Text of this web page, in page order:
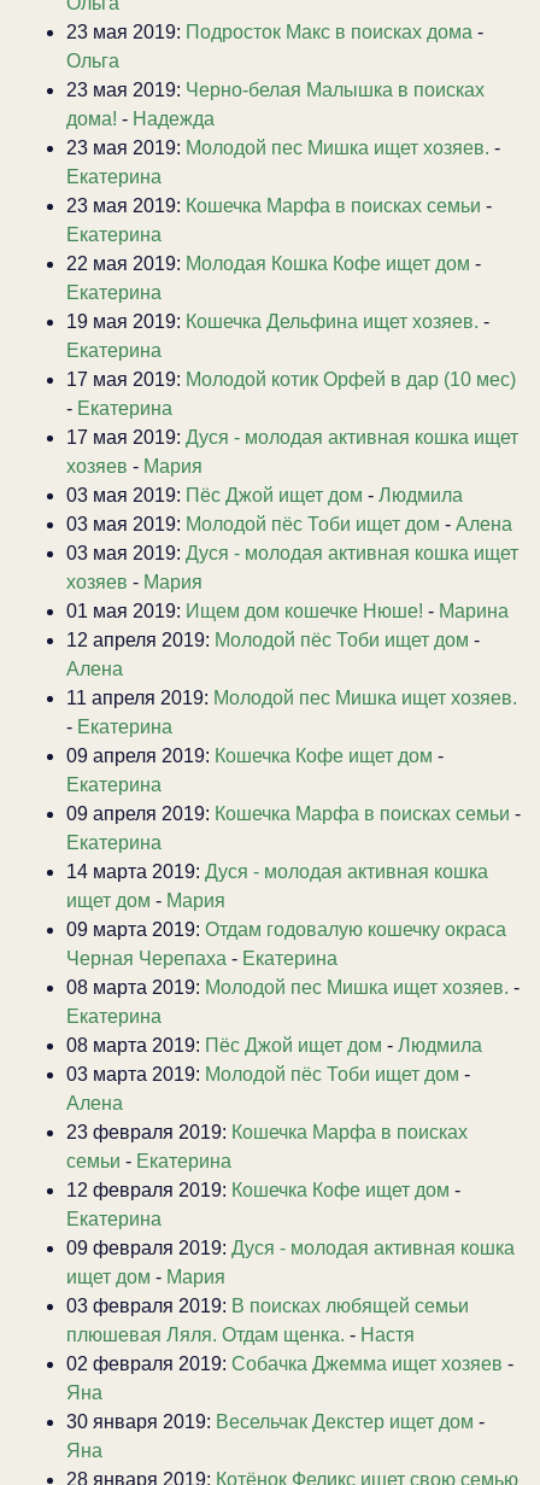
23 мая 2019: Подросток Макс в поисках дома -
Ольга
23 мая 2019: Черно-белая Малышка в поисках
дома! - Надежда
23 мая 2019: Молодой пес Мишка ищет хозяев. -
Екатерина
23 мая 2019: Кошечка Марфа в поисках семьи -
Екатерина
22 мая 2019: Молодая Кошка Кофе ищет дом -
Екатерина
19 мая 2019: Кошечка Дельфина ищет хозяев. -
Екатерина
17 мая 2019: Молодой котик Орфей в дар (10 мес)
- Екатерина
17 мая 2019: Дуся - молодая активная кошка ищет
хозяев - Мария
03 мая 2019: Пёс Джой ищет дом - Людмила
03 мая 2019: Молодой пёс Тоби ищет дом - Алена
03 мая 2019: Дуся - молодая активная кошка ищет
хозяев - Мария
01 мая 2019: Ищем дом кошечке Нюше! - Марина
12 апреля 2019: Молодой пёс Тоби ищет дом -
Алена
11 апреля 2019: Молодой пес Мишка ищет хозяев.
- Екатерина
09 апреля 2019: Кошечка Кофе ищет дом -
Екатерина
09 апреля 2019: Кошечка Марфа в поисках семьи -
Екатерина
14 марта 2019: Дуся - молодая активная кошка
ищет дом - Мария
09 марта 2019: Отдам годовалую кошечку окраса
Черная Черепаха - Екатерина
08 марта 2019: Молодой пес Мишка ищет хозяев. -
Екатерина
08 марта 2019: Пёс Джой ищет дом - Людмила
03 марта 2019: Молодой пёс Тоби ищет дом -
Алена
23 февраля 2019: Кошечка Марфа в поисках
семьи - Екатерина
12 февраля 2019: Кошечка Кофе ищет дом -
Екатерина
09 февраля 2019: Дуся - молодая активная кошка
ищет дом - Мария
03 февраля 2019: В поисках любящей семьи
плюшевая Ляля. Отдам щенка. - Настя
02 февраля 2019: Собачка Джемма ищет хозяев -
Яна
30 января 2019: Весельчак Декстер ищет дом -
Яна
28 января 2019: Котёнок Феликс ищет свою семью